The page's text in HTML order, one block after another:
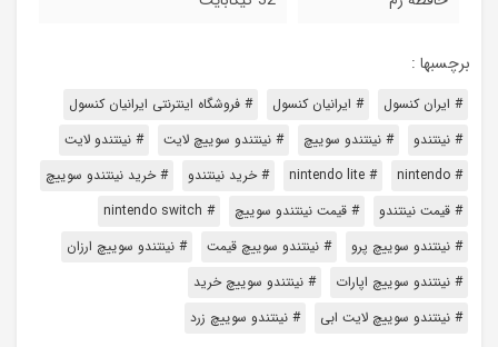
برچسبها :
# ایران کنسول # ایرانیان کنسول
# فروشگاه اینترنتی ایرانیان کنسول
# نینتندو
# نینتندو سوییچ # نینتندو سوییچ لایت
# نینتندو لایت
# nintendo
# nintendo lite # خرید نینتندو
# خرید نینتندو سوییچ
# قیمت نینتندو
# قیمت نینتندو سوییچ
# nintendo switch
# نینتندو سوییچ پرو
# نینتندو سوییچ قیمت
# نینتندو سوییچ ارزان
# نینتندو سوییچ اپارات
# نینتندو سوییچ خرید
# نینتندو سوییچ لایت ابی
# نینتندو سوییچ زرد